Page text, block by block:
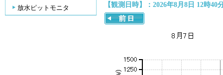
放水ピットモニタ
【観測日時】：2026年8月8日 12時40